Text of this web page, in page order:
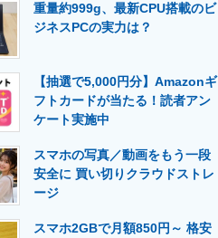
建設×テクノロジーの最前線
重量約999g、最新CPU搭載のビ
ジネスPCの実力は？
【抽選で5,000円分】Amazonギ
フトカードが当たる！読者アン
ケート実施中
スマホの写真／動画をもう一段
安全に 買い切りクラウドストレ
ージ
スマホ2GBで月額850円～ 格安